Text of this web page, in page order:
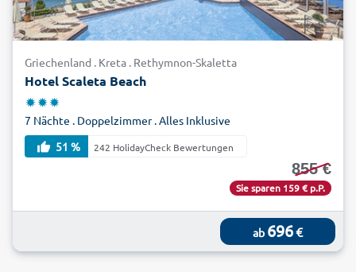
Griechenland . Kreta . Rethymnon-Skaletta
Hotel Scaleta Beach
7 Nächte . Doppelzimmer . Alles Inklusive
51 %
242 HolidayCheck Bewertungen
855 €
Sie sparen 159 € p.P.
ab 696€